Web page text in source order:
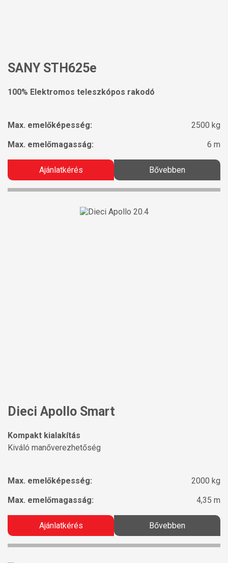
SANY STH625e
100% Elektromos teleszkópos rakodó
Max. emelőképesség:
2500 kg
Max. emelőmagasság:
6 m
Ajánlatkérés Bővebben
Dieci Apollo Smart
Kompakt kialakítás
Kiváló manőverezhetőség
Max. emelőképesség:
2000 kg
Max. emelőmagasság:
4,35 m
Ajánlatkérés Bővebben